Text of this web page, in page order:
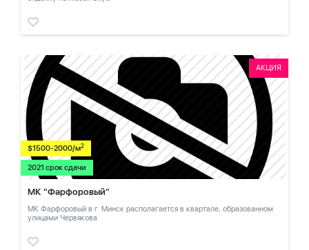
АКЦИЯ
$1500-2000/м2
2021 срок сдачи
МК "Фарфоровый"
МК Фарфоровый в г. Минск располагается в квартале, образованном
улицами Червякова